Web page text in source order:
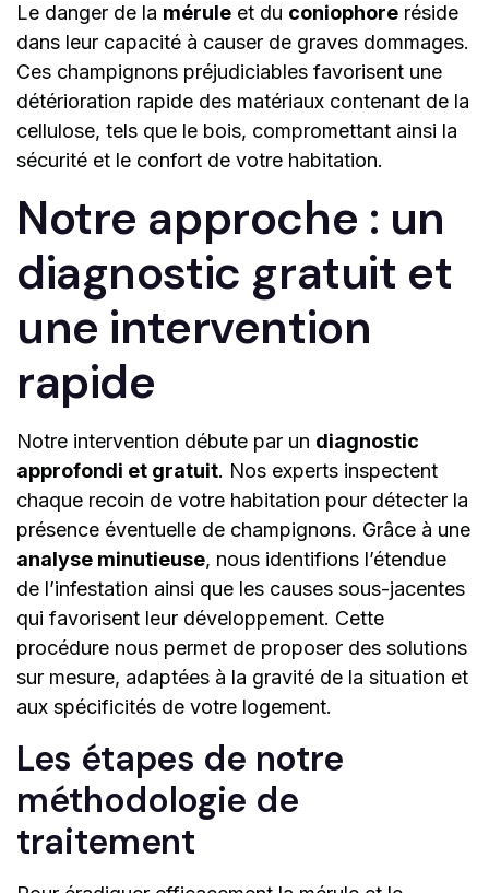
Le danger de la mérule et du coniophore réside
dans leur capacité à causer de graves dommages.
Ces champignons préjudiciables favorisent une
détérioration rapide des matériaux contenant de la
cellulose, tels que le bois, compromettant ainsi la
sécurité et le confort de votre habitation.
Notre approche : un
diagnostic gratuit et
une intervention
rapide
Notre intervention débute par un diagnostic
approfondi et gratuit. Nos experts inspectent
chaque recoin de votre habitation pour détecter la
présence éventuelle de champignons. Grâce à une
analyse minutieuse, nous identifions l’étendue
de l’infestation ainsi que les causes sous-jacentes
qui favorisent leur développement. Cette
procédure nous permet de proposer des solutions
sur mesure, adaptées à la gravité de la situation et
aux spécificités de votre logement.
Les étapes de notre
méthodologie de
traitement